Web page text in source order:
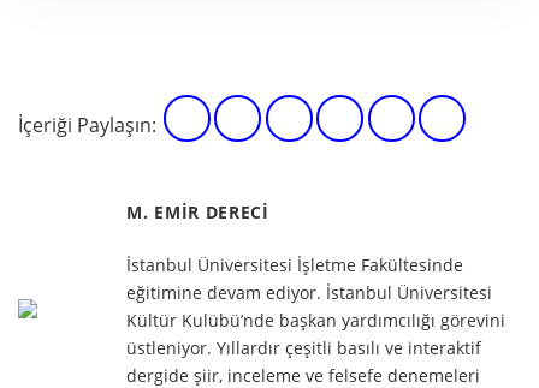
İçeriği Paylaşın:
M. EMIR DERECI
İstanbul Üniversitesi İşletme Fakültesinde
eğitimine devam ediyor. İstanbul Üniversitesi
Kültür Kulübü’nde başkan yardımcılığı görevini
üstleniyor. Yıllardır çeşitli basılı ve interaktif
dergide şiir, inceleme ve felsefe denemeleri